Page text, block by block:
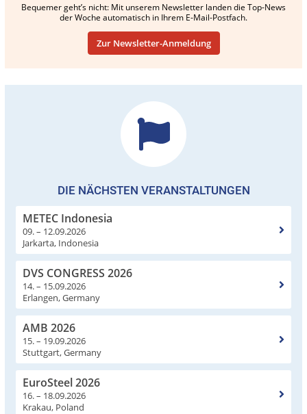
Bequemer geht’s nicht: Mit unserem Newsletter landen die Top-News
der Woche automatisch in Ihrem E-Mail-Postfach.
Zur Newsletter-Anmeldung
DIE NÄCHSTEN VERANSTALTUNGEN
METEC Indonesia
09. – 12.09.2026
Jarkarta, Indonesia
DVS CONGRESS 2026
14. – 15.09.2026
Erlangen, Germany
AMB 2026
15. – 19.09.2026
Stuttgart, Germany
EuroSteel 2026
16. – 18.09.2026
Krakau, Poland